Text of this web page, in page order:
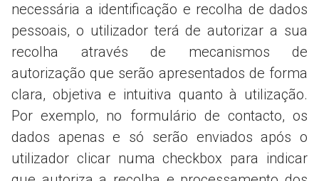
necessária a identificação e recolha de dados
pessoais, o utilizador terá de autorizar a sua
recolha através de mecanismos de
autorização que serão apresentados de forma
clara, objetiva e intuitiva quanto à utilização.
Por exemplo, no formulário de contacto, os
dados apenas e só serão enviados após o
utilizador clicar numa checkbox para indicar